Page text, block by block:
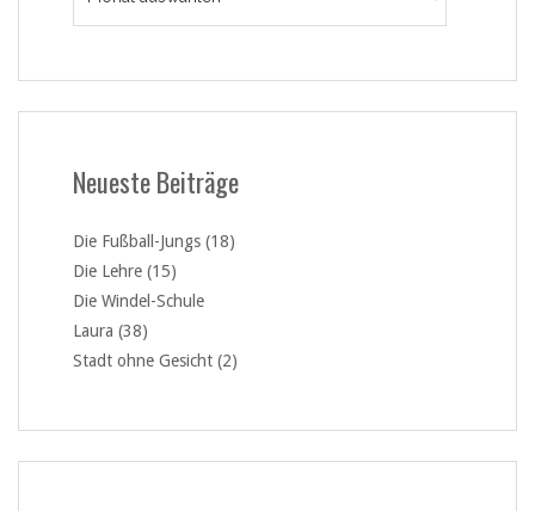
Neueste Beiträge
Die Fußball-Jungs (18)
Die Lehre (15)
Die Windel-Schule
Laura (38)
Stadt ohne Gesicht (2)